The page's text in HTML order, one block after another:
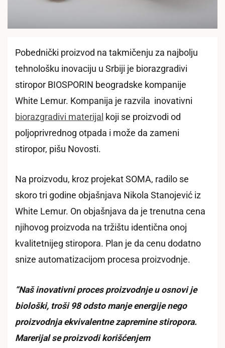
Pobednički proizvod na takmičenju za najbolju
tehnološku inovaciju u Srbiji je biorazgradivi
stiropor BIOSPORIN beogradske kompanije
White Lemur. Kompanija je razvila inovativni
biorazgradivi materijal koji se proizvodi od
poljoprivrednog otpada i može da zameni
stiropor, pišu Novosti.
Na proizvodu, kroz projekat SOMA, radilo se
skoro tri godine objašnjava Nikola Stanojević iz
White Lemur. On objašnjava da je trenutna cena
njihovog proizvoda na tržištu identična onoj
kvalitetnijeg stiropora. Plan je da cenu dodatno
snize automatizacijom procesa proizvodnje.
“Naš inovativni proces proizvodnje u osnovi je
biološki, troši 98 odsto manje energije nego
proizvodnja ekvivalentne zapremine stiropora.
Marerijal se proizvodi korišćenjem